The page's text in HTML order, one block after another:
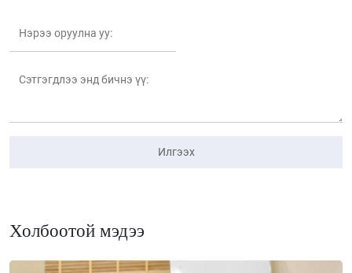
Илгээх
Холбоотой мэдээ